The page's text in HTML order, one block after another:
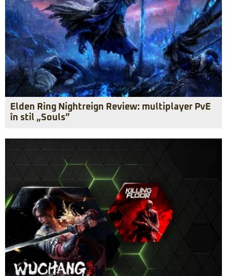
Elden Ring Nightreign Review: multiplayer PvE
în stil „Souls”